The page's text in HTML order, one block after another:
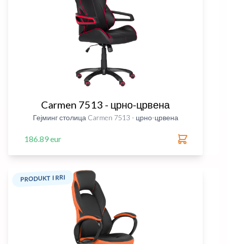
Carmen 7513 - црно-црвена
Гејминг столица Carmen 7513 - црно-црвена
186.89 eur
PRODUKT I RRI